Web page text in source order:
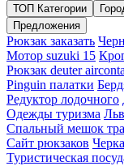
ТОП Категории
Предложения
Рюкзак заказать
Мотор suzuki 15
Рюкзак deuter
Pinguin палатки
Редуктор лодочного
Одежды туризма
Спальный мешок
Сайт рюкзаков
Туристическая